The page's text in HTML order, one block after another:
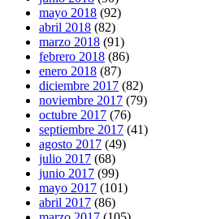
mayo 2018 (92)
abril 2018 (82)
marzo 2018 (91)
febrero 2018 (86)
enero 2018 (87)
diciembre 2017 (82)
noviembre 2017 (79)
octubre 2017 (76)
septiembre 2017 (41)
agosto 2017 (49)
julio 2017 (68)
junio 2017 (99)
mayo 2017 (101)
abril 2017 (86)